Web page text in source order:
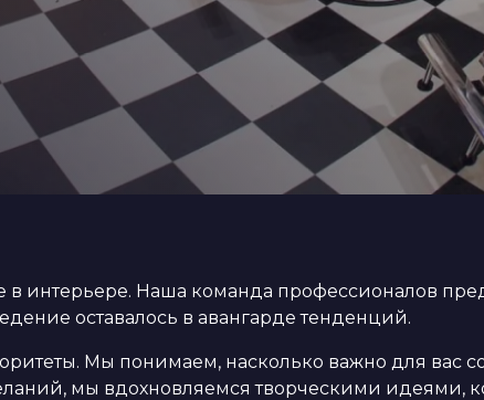
интерьере. Наша команда профессионалов
оставалось в авангарде тенденций.
Мы понимаем, насколько важно для вас
мы вдохновляемся творческими идеями,